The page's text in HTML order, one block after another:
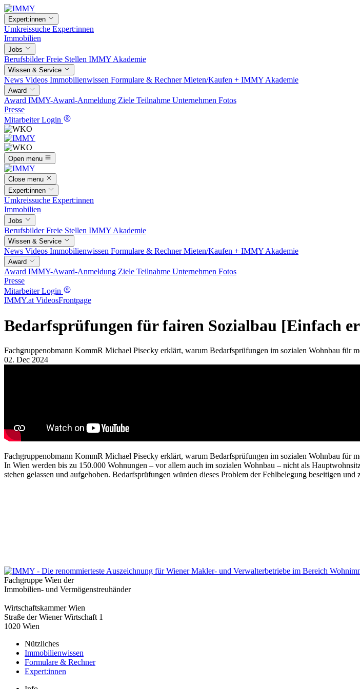
Expert:innen
Umkreissuche Expert:innen
Immobilien
Jobs
BerufsbilderFreie Stellen IMMY Akademie
Wissen & Service
News Videos Immobilienwissen Formulare & RechnerMieten/Kaufen + IMMY Akademie
Award
Award IMMY-Award-Anmeldung Ziele Teilnahme Unternehmen Fotos
Presse
Mitarbeiter Login
Open menu
Close menu
Expert:innen
Umkreissuche Expert:innen
Immobilien
Jobs
BerufsbilderFreie Stellen IMMY Akademie
Wissen & Service
News Videos Immobilienwissen Formulare & RechnerMieten/Kaufen + IMMY Akademie
Award
Award IMMY-Award-Anmeldung Ziele Teilnahme Unternehmen Fotos
Presse
Mitarbeiter Login
IMMY.at VideosFrontpage
Bedarfsprüfungen für fairen Sozialbau [Einfach
Fachgruppenobmann KommR Michael Pisecky erklärt, warum Bedarfsprüfungen im sozialen Wohnbau für
02. Dec 2024
Fachgruppenobmann KommR Michael Pisecky erklärt, warum Bedarfsprüfungen im sozialen Wohnbau für
In Wien werden bis zu 150.000 Wohnungen – vor allem auch im sozialen Wohnbau – nicht als
stehen gelassen und aufgehoben. Bedarfsprüfungen würden dieses Problem der Fehlbelegung beseitigen
Fachgruppe Wien der
Immobilien- und Vermögenstreuhänder
Wirtschaftskammer Wien
Straße der Wiener Wirtschaft 1
1020 Wien
Nützliches
Immobilienwissen
Formulare & Rechner
Expert:innen